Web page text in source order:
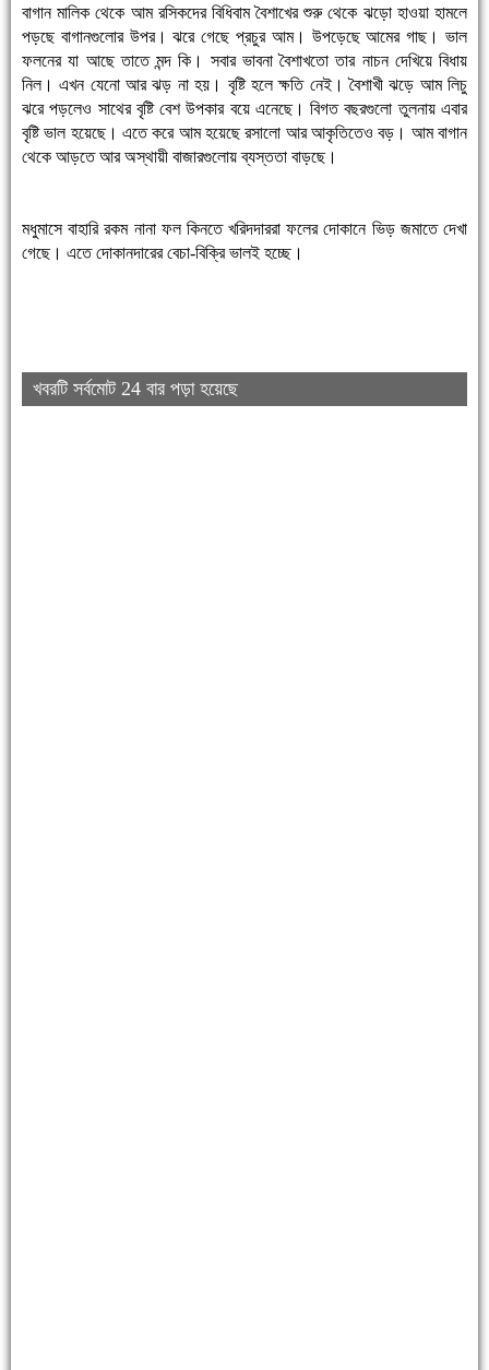
বাগান মালিক থেকে আম রসিকদের বিধিবাম বৈশাখের শুরু থেকে ঝড়ো হাওয়া হামলে
পড়ছে বাগানগুলোর উপর। ঝরে গেছে প্রচুর আম। উপড়েছে আমের গাছ। ভাল
ফলনের যা আছে তাতে মন্দ কি। সবার ভাবনা বৈশাখতো তার নাচন দেখিয়ে বিধায়
নিল। এখন যেনো আর ঝড় না হয়। বৃষ্টি হলে ক্ষতি নেই। বৈশাখী ঝড়ে আম লিচু
ঝরে পড়লেও সাথের বৃষ্টি বেশ উপকার বয়ে এনেছে। বিগত বছরগুলো তুলনায় এবার
বৃষ্টি ভাল হয়েছে। এতে করে আম হয়েছে রসালো আর আকৃতিতেও বড়। আম বাগান
থেকে আড়তে আর অস্থায়ী বাজারগুলোয় ব্যস্ততা বাড়ছে।
মধুমাসে বাহারি রকম নানা ফল কিনতে খরিদদাররা ফলের দোকানে ভিড় জমাতে দেখা
গেছে। এতে দোকানদারের বেচা-বিক্রি ভালই হচ্ছে।
খবরটি সর্বমোট 24 বার পড়া হয়েছে